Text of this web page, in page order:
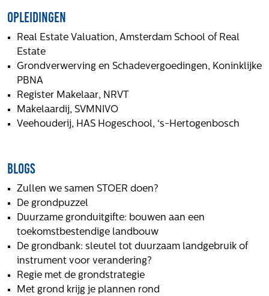
Opleidingen
Real Estate Valuation, Amsterdam School of Real
Estate
Grondverwerving en Schadevergoedingen, Koninklijke
PBNA
Register Makelaar, NRVT
Makelaardij, SVMNIVO
Veehouderij, HAS Hogeschool, ‘s-Hertogenbosch
Blogs
Zullen we samen STOER doen?
De grondpuzzel
Duurzame gronduitgifte: bouwen aan een
toekomstbestendige landbouw
De grondbank: sleutel tot duurzaam landgebruik of
instrument voor verandering?
Regie met de grondstrategie
Met grond krijg je plannen rond